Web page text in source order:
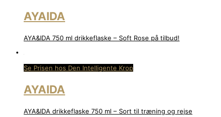
AYAIDA
AYA&IDA 750 ml drikkeflaske – Soft Rose på tilbud!
Se Prisen hos Den Intelligente Krop
AYAIDA
AYA&IDA drikkeflaske 750 ml – Sort til træning og rejse